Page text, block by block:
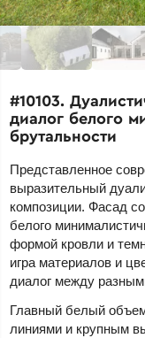
#10103.
диалог белого
брутальности
Представленное
выразительный
композиции. Фасад
белого
формой кровли и
игра материалов и
диалог между
Главный белый
линиями и крупным